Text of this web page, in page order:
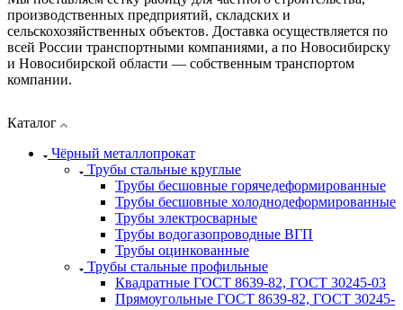
производственных предприятий, складских и
сельскохозяйственных объектов. Доставка осуществляется по
всей России транспортными компаниями, а по Новосибирску
и Новосибирской области — собственным транспортом
компании.
Каталог
Чёрный металлопрокат
Трубы стальные круглые
Трубы бесшовные горячедеформированные
Трубы бесшовные холоднодеформированные
Трубы электросварные
Трубы водогазопроводные ВГП
Трубы оцинкованные
Трубы стальные профильные
Квадратные ГОСТ 8639-82, ГОСТ 30245-03
Прямоугольные ГОСТ 8639-82, ГОСТ 30245-